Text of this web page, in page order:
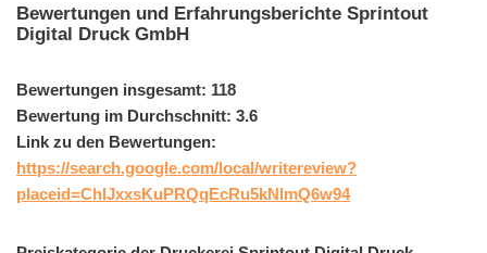
Bewertungen und Erfahrungsberichte Sprintout
Digital Druck GmbH
Bewertungen insgesamt: 118
Bewertung im Durchschnitt: 3.6
Link zu den Bewertungen:
https://search.google.com/local/writereview?
placeid=ChIJxxsKuPRQqEcRu5kNlmQ6w94